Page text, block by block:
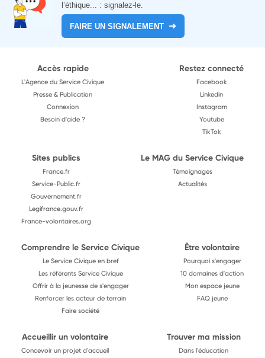
l’éthique... : signalez-le.
FAIRE UN SIGNALEMENT
Accès rapide
L'Agence du Service Civique
Presse & Publication
Connexion
Besoin d'aide ?
Restez connecté
Facebook
Linkedin
Instagram
Youtube
TikTok
Sites publics
France.fr
Service-Public.fr
Gouvernement.fr
Legifrance.gouv.fr
France-volontaires.org
Le MAG du Service Civique
Témoignages
Actualités
Comprendre le Service Civique
Le Service Civique en bref
Les référents Service Civique
Offrir à la jeunesse de s'engager
Renforcer les acteur de terrain
Faire société
Être volontaire
Pourquoi s'engager
10 domaines d'action
Mon espace jeune
FAQ jeune
Accueillir un volontaire
Concevoir un projet d'accueil
Trouver ma mission
Dans l'éducation